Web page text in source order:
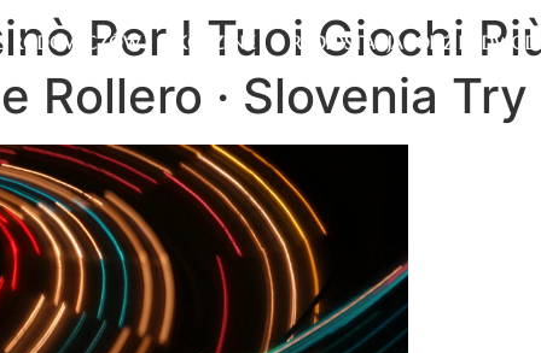
RODOWICZÓW KORZENIE RADIOSTACJA ŁÓDŹ
Per I Tuoi Giochi
Rollero · Slovenia